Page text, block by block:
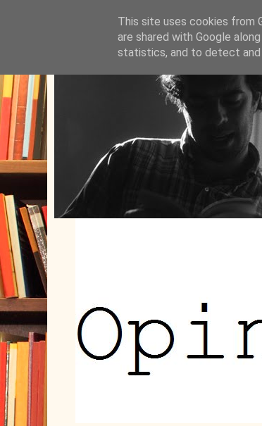
This site uses cookies from
are shared with Google
statistics, and to detect and